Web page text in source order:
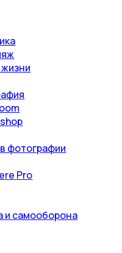
фотографии
Pro
и самооборона